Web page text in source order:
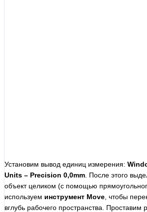
Установим вывод единиц измерения:
Units – Precision 0,0mm . После этого
объект целиком (с помощью
используем инструмент Move , чтобы
вглубь рабочего пространства. Проставим